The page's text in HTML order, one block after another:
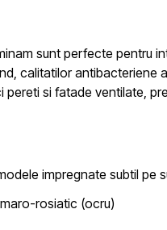
sunt perfecte pentru
calitatilor antibacteriene
si fatade ventilate,
impregnate subtil pe
rosiatic (ocru)